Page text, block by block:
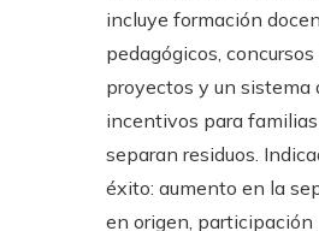
incluye formación
pedagógicos, concursos
proyectos y un sistema
incentivos para familias
separan residuos.
éxito: aumento en la
en origen, participación